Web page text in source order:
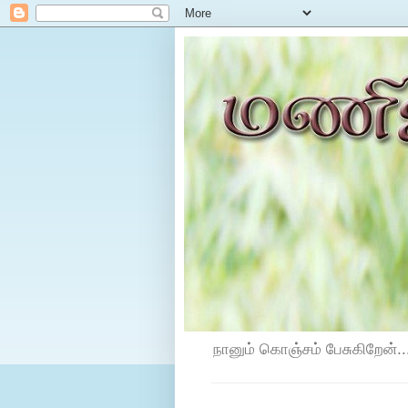
நானும் கொஞ்சம்